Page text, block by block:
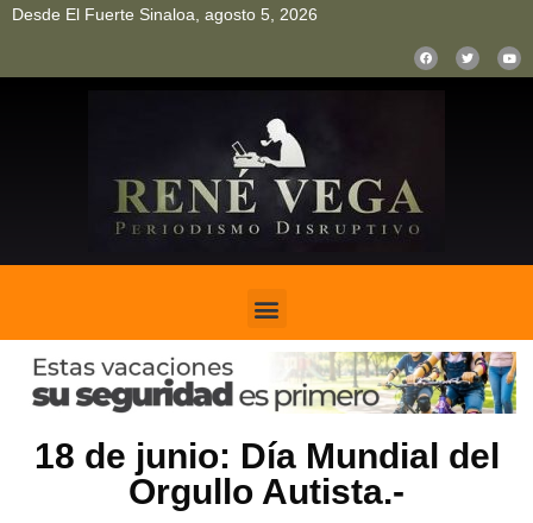
Desde El Fuerte Sinaloa, agosto 5, 2026
18 de junio: Día Mundial del
Orgullo Autista.-